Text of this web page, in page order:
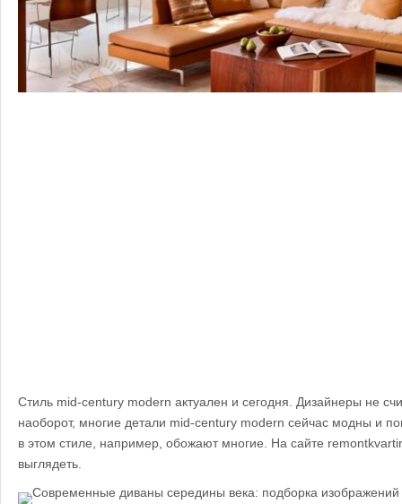
Стиль mid-century modern актуален и сегодня. Дизайнеры не
наоборот, многие детали mid-century modern сейчас модны и
в этом стиле, например, обожают многие. На сайте
выглядеть.